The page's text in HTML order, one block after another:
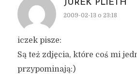
JUREK PLIETH
2009-02-13 o 23:18
iczek pisze:
Są też zdjęcia, które coś mi
przypominają:)